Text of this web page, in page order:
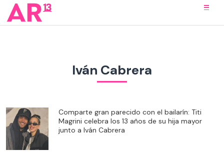
Iván Cabrera
Comparte gran parecido con el bailarín: Titi
Magrini celebra los 13 años de su hija mayor
junto a Iván Cabrera